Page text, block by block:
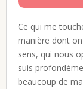
Ce qui me
manière dont
sens, qui nous
suis
beaucoup de